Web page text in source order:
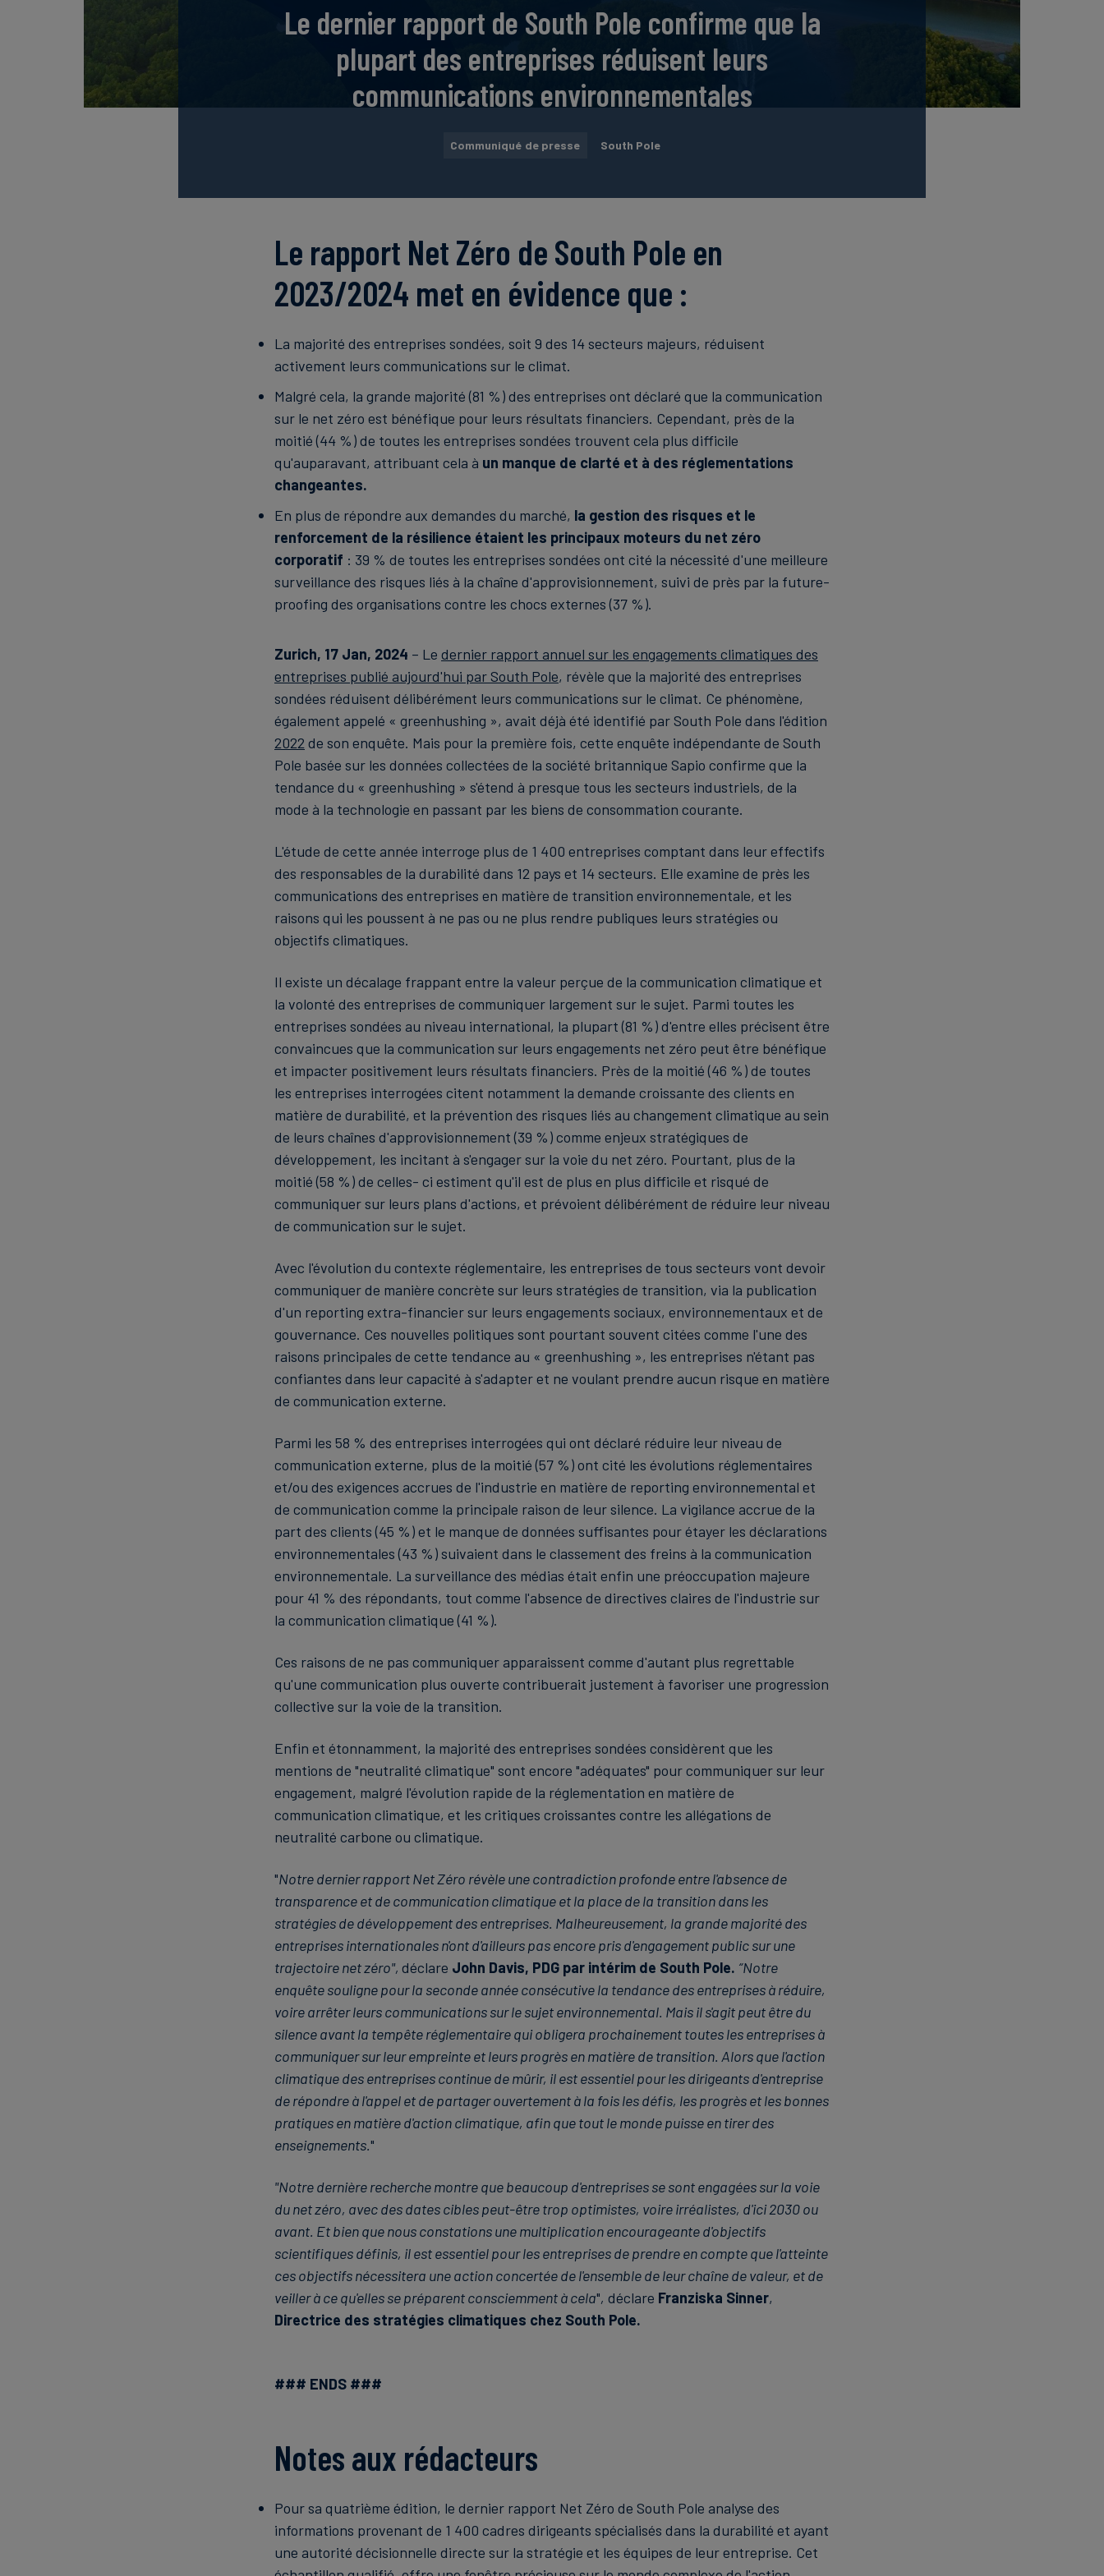
Le dernier rapport de South Pole confirme que la
plupart des entreprises réduisent leurs
communications environnementales
Communiqué de presse South Pole
Le rapport Net Zéro de South Pole en
2023/2024 met en évidence que :
La majorité des entreprises sondées, soit 9 des 14 secteurs majeurs, réduisent
activement leurs communications sur le climat.
Malgré cela, la grande majorité (81 %) des entreprises ont déclaré que la communication
sur le net zéro est bénéfique pour leurs résultats financiers. Cependant, près de la
moitié (44 %) de toutes les entreprises sondées trouvent cela plus difficile
qu'auparavant, attribuant cela à un manque de clarté et à des réglementations
changeantes.
En plus de répondre aux demandes du marché, la gestion des risques et le
renforcement de la résilience étaient les principaux moteurs du net zéro
corporatif : 39 % de toutes les entreprises sondées ont cité la nécessité d'une meilleure
surveillance des risques liés à la chaîne d'approvisionnement, suivi de près par la future-
proofing des organisations contre les chocs externes (37 %).
Zurich, 17 Jan, 2024 – Le dernier rapport annuel sur les engagements climatiques des
entreprises publié aujourd'hui par South Pole, révèle que la majorité des entreprises
sondées réduisent délibérément leurs communications sur le climat. Ce phénomène,
également appelé « greenhushing », avait déjà été identifié par South Pole dans l'édition
2022 de son enquête. Mais pour la première fois, cette enquête indépendante de South
Pole basée sur les données collectées de la société britannique Sapio confirme que la
tendance du « greenhushing » s'étend à presque tous les secteurs industriels, de la
mode à la technologie en passant par les biens de consommation courante.
L'étude de cette année interroge plus de 1 400 entreprises comptant dans leur effectifs
des responsables de la durabilité dans 12 pays et 14 secteurs. Elle examine de près les
communications des entreprises en matière de transition environnementale, et les
raisons qui les poussent à ne pas ou ne plus rendre publiques leurs stratégies ou
objectifs climatiques.
Il existe un décalage frappant entre la valeur perçue de la communication climatique et
la volonté des entreprises de communiquer largement sur le sujet. Parmi toutes les
entreprises sondées au niveau international, la plupart (81 %) d'entre elles précisent être
convaincues que la communication sur leurs engagements net zéro peut être bénéfique
et impacter positivement leurs résultats financiers. Près de la moitié (46 %) de toutes
les entreprises interrogées citent notamment la demande croissante des clients en
matière de durabilité, et la prévention des risques liés au changement climatique au sein
de leurs chaînes d'approvisionnement (39 %) comme enjeux stratégiques de
développement, les incitant à s'engager sur la voie du net zéro. Pourtant, plus de la
moitié (58 %) de celles- ci estiment qu'il est de plus en plus difficile et risqué de
communiquer sur leurs plans d'actions, et prévoient délibérément de réduire leur niveau
de communication sur le sujet.
Avec l'évolution du contexte réglementaire, les entreprises de tous secteurs vont devoir
communiquer de manière concrète sur leurs stratégies de transition, via la publication
d'un reporting extra-financier sur leurs engagements sociaux, environnementaux et de
gouvernance. Ces nouvelles politiques sont pourtant souvent citées comme l'une des
raisons principales de cette tendance au « greenhushing », les entreprises n'étant pas
confiantes dans leur capacité à s'adapter et ne voulant prendre aucun risque en matière
de communication externe.
Parmi les 58 % des entreprises interrogées qui ont déclaré réduire leur niveau de
communication externe, plus de la moitié (57 %) ont cité les évolutions réglementaires
et/ou des exigences accrues de l'industrie en matière de reporting environnemental et
de communication comme la principale raison de leur silence. La vigilance accrue de la
part des clients (45 %) et le manque de données suffisantes pour étayer les déclarations
environnementales (43 %) suivaient dans le classement des freins à la communication
environnementale. La surveillance des médias était enfin une préoccupation majeure
pour 41 % des répondants, tout comme l'absence de directives claires de l'industrie sur
la communication climatique (41 %).
Ces raisons de ne pas communiquer apparaissent comme d'autant plus regrettable
qu'une communication plus ouverte contribuerait justement à favoriser une progression
collective sur la voie de la transition.
Enfin et étonnamment, la majorité des entreprises sondées considèrent que les
mentions de "neutralité climatique" sont encore "adéquates" pour communiquer sur leur
engagement, malgré l'évolution rapide de la réglementation en matière de
communication climatique, et les critiques croissantes contre les allégations de
neutralité carbone ou climatique.
"Notre dernier rapport Net Zéro révèle une contradiction profonde entre l'absence de
transparence et de communication climatique et la place de la transition dans les
stratégies de développement des entreprises. Malheureusement, la grande majorité des
entreprises internationales n'ont d'ailleurs pas encore pris d'engagement public sur une
trajectoire net zéro", déclare John Davis, PDG par intérim de South Pole. “Notre
enquête souligne pour la seconde année consécutive la tendance des entreprises à réduire,
voire arrêter leurs communications sur le sujet environnemental. Mais il s'agit peut être du
silence avant la tempête réglementaire qui obligera prochainement toutes les entreprises à
communiquer sur leur empreinte et leurs progrès en matière de transition. Alors que l'action
climatique des entreprises continue de mûrir, il est essentiel pour les dirigeants d'entreprise
de répondre à l'appel et de partager ouvertement à la fois les défis, les progrès et les bonnes
pratiques en matière d'action climatique, afin que tout le monde puisse en tirer des
enseignements."
"Notre dernière recherche montre que beaucoup d'entreprises se sont engagées sur la voie
du net zéro, avec des dates cibles peut-être trop optimistes, voire irréalistes, d'ici 2030 ou
avant. Et bien que nous constations une multiplication encourageante d'objectifs
scientifiques définis, il est essentiel pour les entreprises de prendre en compte que l'atteinte
ces objectifs nécessitera une action concertée de l'ensemble de leur chaîne de valeur, et de
veiller à ce qu'elles se préparent consciemment à cela", déclare Franziska Sinner,
Directrice des stratégies climatiques chez South Pole.
### ENDS ###
Notes aux rédacteurs
Pour sa quatrième édition, le dernier rapport Net Zéro de South Pole analyse des
informations provenant de 1 400 cadres dirigeants spécialisés dans la durabilité et ayant
une autorité décisionnelle directe sur la stratégie et les équipes de leur entreprise. Cet